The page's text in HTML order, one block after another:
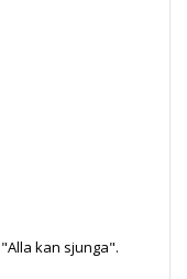
kan sjunga".